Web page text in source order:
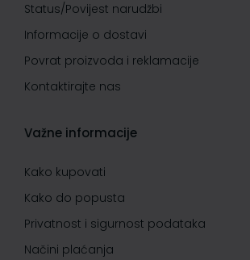
Status/Povijest narudžbi
Informacije o dostavi
Povrat proizvoda i reklamacije
Kontaktirajte nas
Važne informacije
Kako kupovati
Kako do popusta
Privatnost i sigurnost podataka
Načini plaćanja